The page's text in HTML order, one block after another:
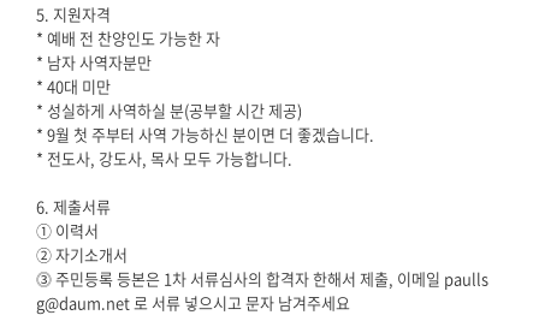
5. 지원자격
* 예배 전 찬양인도 가능한 자
* 남자 사역자분만
* 40대 미만
* 성실하게 사역하실 분(공부할 시간 제공)
* 9월 첫 주부터 사역 가능하신 분이면 더 좋겠습니다.
* 전도사, 강도사, 목사 모두 가능합니다.
6. 제출서류
① 이력서
② 자기소개서
⓷ 주민등록 등본은 1차 서류심사의 합격자 한해서 제출, 이메일 paulls
g@daum.net 로 서류 넣으시고 문자 남겨주세요